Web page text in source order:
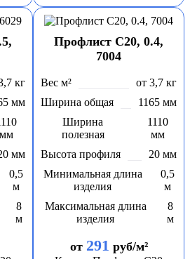
кг
мм
мм
мм
0,5
м
8
м
Профлист С20, 0.4,
7004
Вес м²
от 3,7 кг
Ширина общая
1165 мм
Ширина
полезная
1110
мм
Высота профиля
20 мм
Минимальная длина
изделия
0,5
м
Максимальная длина
изделия
8
м
от 291 руб/м²